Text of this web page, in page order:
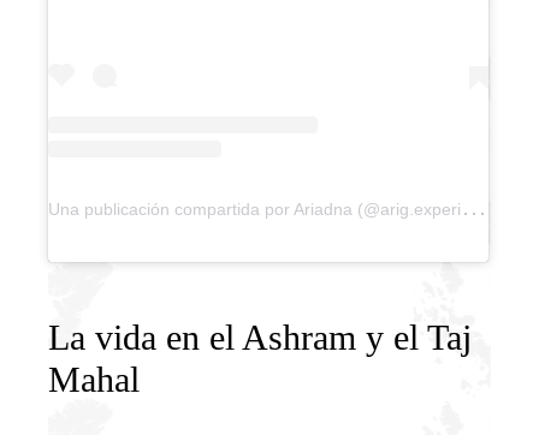
U
na publicación compartida por Ariadna (@arig.experience)
La vida en el Ashram y el Taj
Mahal